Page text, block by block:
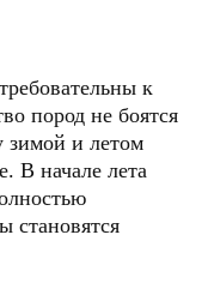
к
пород не боятся
зимой и летом
В начале лета
становятся